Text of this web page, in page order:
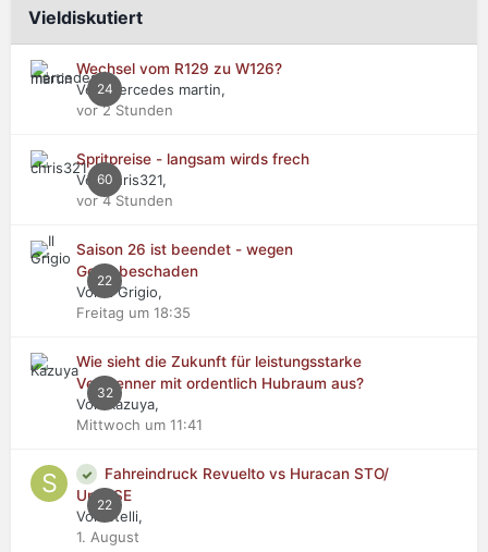
Vieldiskutiert
24
Wechsel vom R129 zu W126?
Von mercedes martin,
vor 2 Stunden
60
Spritpreise - langsam wirds frech
Von chris321,
vor 4 Stunden
22
Saison 26 ist beendet - wegen
Getriebeschaden
Von Il Grigio,
Freitag um 18:35
32
Wie sieht die Zukunft für leistungsstarke
Verbrenner mit ordentlich Hubraum aus?
Von Kazuya,
Mittwoch um 11:41
22
Fahreindruck Revuelto vs Huracan STO/
Urus SE
Von stelli,
1. August